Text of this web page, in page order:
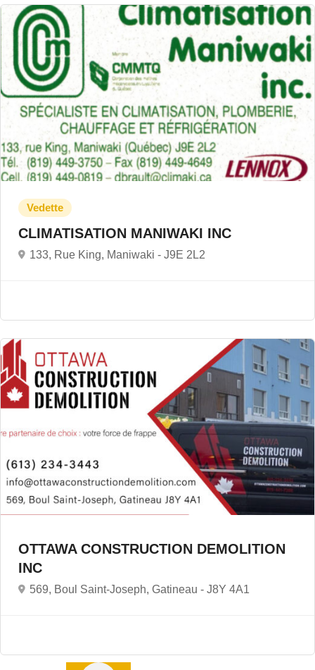
CLIMATISATION MANIWAKI INC
133, Rue King, Maniwaki - J9E 2L2
OTTAWA CONSTRUCTION DEMOLITION
INC
569, Boul Saint-Joseph, Gatineau - J8Y 4A1